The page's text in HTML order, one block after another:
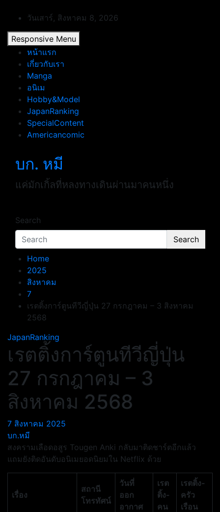
content
วันเสาร์, สิงหาคม 8, 2026
Responsive Menu
หน้าแรก
เกี่ยวกับเรา
Manga
อนิเม
Hobby&Model
JapanRanking
SpecialContent
Americancomic
บก. หมี
แค่มักเกิ้ลที่หลงทางเดินผ่านมาคนหนึ่ง
Search
Search
Home
2025
สิงหาคม
7
เรตติ้งการ์ตูนทีวีญี่ปุ่น 27 กรกฎาคม – 3 สิงหาคม
2568
JapanRanking
เรตติ้งการ์ตูนทีวีญี่ปุ่น
27 กรกฎาคม – 3
สิงหาคม 2568
7 สิงหาคม 2025
บก.หมี
สงครามเลือดอสูร Tougen Anki กลับมาติดชาร์ตอีกแล้ว
แถมยังติดอันดับอนิเมยอดนิยมใน Netflix ด้วย
เรื่อง
สถานี
โทรทัศน์
วันที่
ออก
อากาศ
เรต
ติ้ง-
คน
เรตติ้ง-
ครัว
เรือน